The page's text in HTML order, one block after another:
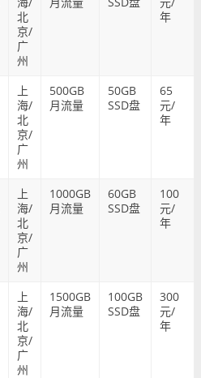
北
京/
广
州
年
上
海/
北
京/
广
州
500GB
月流量
50GB
SSD盘
65
元/
年
上
海/
北
京/
广
州
1000GB
月流量
60GB
SSD盘
100
元/
年
上
海/
北
京/
广
州
1500GB
月流量
100GB
SSD盘
300
元/
年